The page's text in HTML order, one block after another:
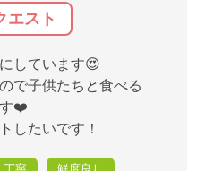
エスト
しています😍
で子供たちと食べる
す❤️
したいです！